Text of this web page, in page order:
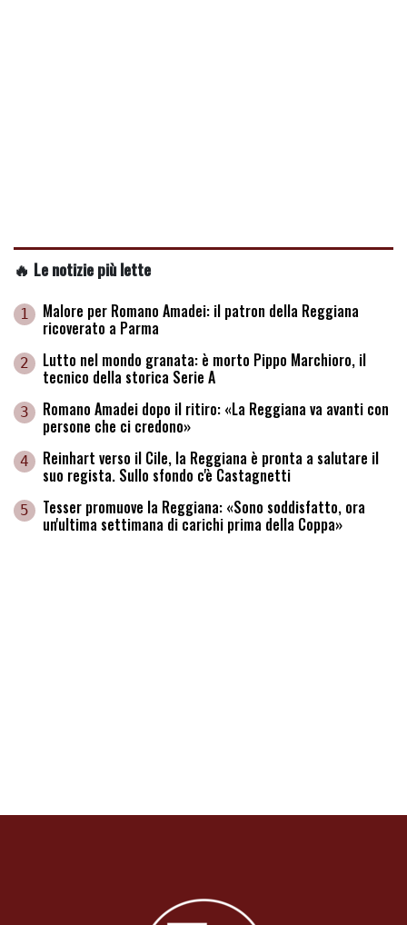
🔥 Le notizie più lette
1 Malore per Romano Amadei: il patron della Reggiana
ricoverato a Parma
2 Lutto nel mondo granata: è morto Pippo Marchioro, il
tecnico della storica Serie A
3 Romano Amadei dopo il ritiro: «La Reggiana va avanti con
persone che ci credono»
4 Reinhart verso il Cile, la Reggiana è pronta a salutare il
suo regista. Sullo sfondo c'è Castagnetti
5 Tesser promuove la Reggiana: «Sono soddisfatto, ora
un'ultima settimana di carichi prima della Coppa»